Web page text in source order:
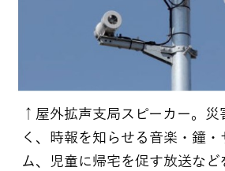
↑屋外拡声支局スピーカー。災
く、時報を知らせる音楽・鐘・
ム、児童に帰宅を促す放送など